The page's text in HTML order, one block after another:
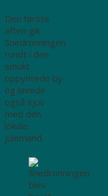
Den første
aften gik
Snedronningen
rundt i den
smukt
oppyntede by
og lavede
også sjov
med den
lokale
julemand.